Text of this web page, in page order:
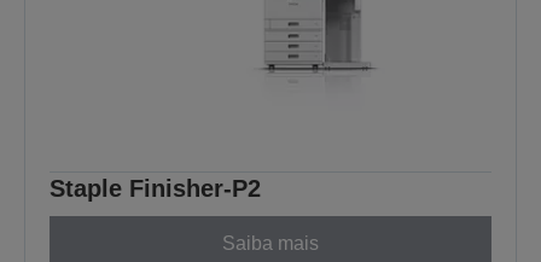
Staple Finisher-P2
Saiba mais